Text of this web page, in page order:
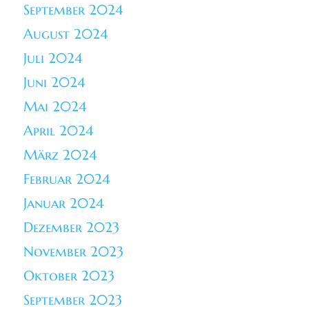
September 2024
August 2024
Juli 2024
Juni 2024
Mai 2024
April 2024
März 2024
Februar 2024
Januar 2024
Dezember 2023
November 2023
Oktober 2023
September 2023